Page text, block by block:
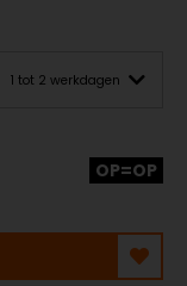
1 tot 2 werkdagen
OP=OP